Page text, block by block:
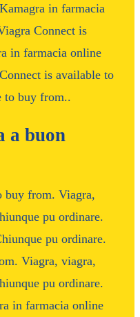
in farmacia
Connect is
in farmacia online
is available to
to buy from..
a buon
buy from. Viagra,
pu ordinare.
pu ordinare.
Viagra, viagra,
pu ordinare.
in farmacia online